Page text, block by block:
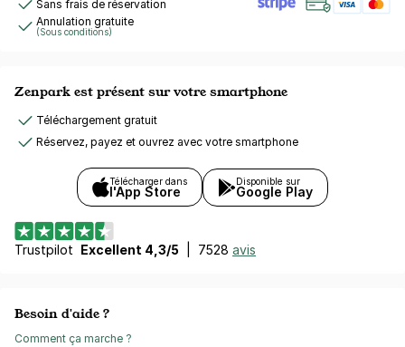
Sans frais de réservation
Annulation gratuite
(Sous conditions)
Zenpark est présent sur votre smartphone
Téléchargement gratuit
Réservez, payez et ouvrez avec votre smartphone
Télécharger dans
l'App Store
Disponible sur
Google Play
Trustpilot Excellent 4,3/5 7528 avis
Besoin d'aide ?
Comment ça marche ?